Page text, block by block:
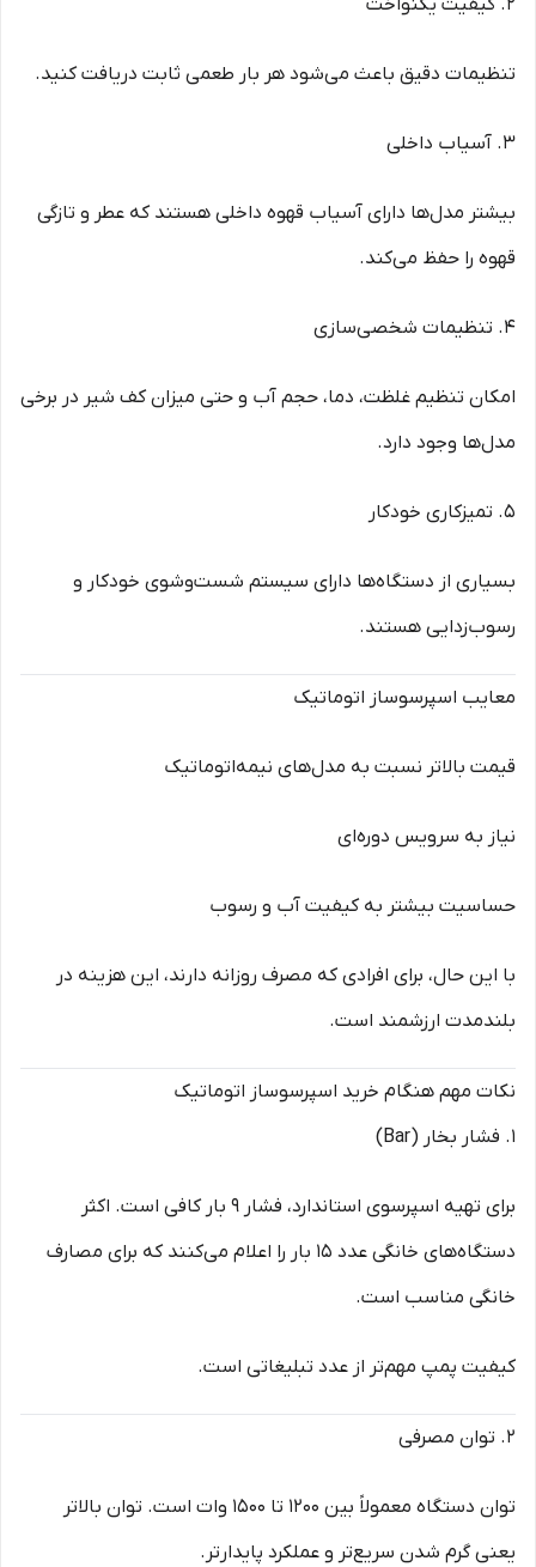
2. کیفیت یکنواخت
تنظیمات دقیق باعث می‌شود هر بار طعمی ثابت دریافت کنید.
3. آسیاب داخلی
بیشتر مدل‌ها دارای آسیاب قهوه داخلی هستند که عطر و تازگی
قهوه را حفظ می‌کند.
4. تنظیمات شخصی‌سازی
امکان تنظیم غلظت، دما، حجم آب و حتی میزان کف شیر در برخی
مدل‌ها وجود دارد.
5. تمیزکاری خودکار
بسیاری از دستگاه‌ها دارای سیستم شست‌وشوی خودکار و
رسوب‌زدایی هستند.
معایب اسپرسوساز اتوماتیک
قیمت بالاتر نسبت به مدل‌های نیمه‌اتوماتیک
نیاز به سرویس دوره‌ای
حساسیت بیشتر به کیفیت آب و رسوب
با این حال، برای افرادی که مصرف روزانه دارند، این هزینه در
بلندمدت ارزشمند است.
نکات مهم هنگام خرید اسپرسوساز اتوماتیک
1. فشار بخار (Bar)
برای تهیه اسپرسوی استاندارد، فشار 9 بار کافی است. اکثر
دستگاه‌های خانگی عدد 15 بار را اعلام می‌کنند که برای مصارف
خانگی مناسب است.
کیفیت پمپ مهم‌تر از عدد تبلیغاتی است.
2. توان مصرفی
توان دستگاه معمولاً بین 1200 تا 1500 وات است. توان بالاتر
یعنی گرم شدن سریع‌تر و عملکرد پایدارتر.